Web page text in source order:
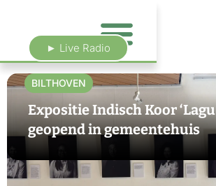
► Live Radio
BILTHOVEN
Expositie Indisch Koor ‘Lagu
geopend in gemeentehuis